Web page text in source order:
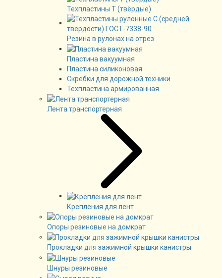
Техпластины Т (твёрдые)
Резина в рулонах на отрез
Пластина вакуумная
Пластина силиконовая
Скребки для дорожной техники
Техпластина армированная
Лента транспортерная
Крепления для лент
Опоры резиновые на домкрат
Прокладки для зажимной крышки канистры
Шнуры резиновые